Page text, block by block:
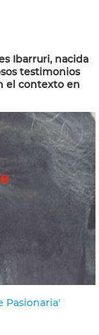
Ibarruri, nacida
testimonios
el contexto en
Pasionaria'